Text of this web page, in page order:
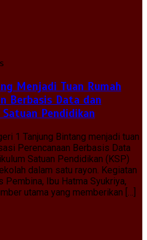
Menjadi Tuan Rumah
Berbasis Data dan
Pendidikan
1 Tanjung Bintang menjadi tuan
Perencanaan Berbasis Data
Satuan Pendidikan (KSP)
dalam satu rayon. Kegiatan
Pembina, Ibu Hatma Syukriya,
utama yang memberikan […]